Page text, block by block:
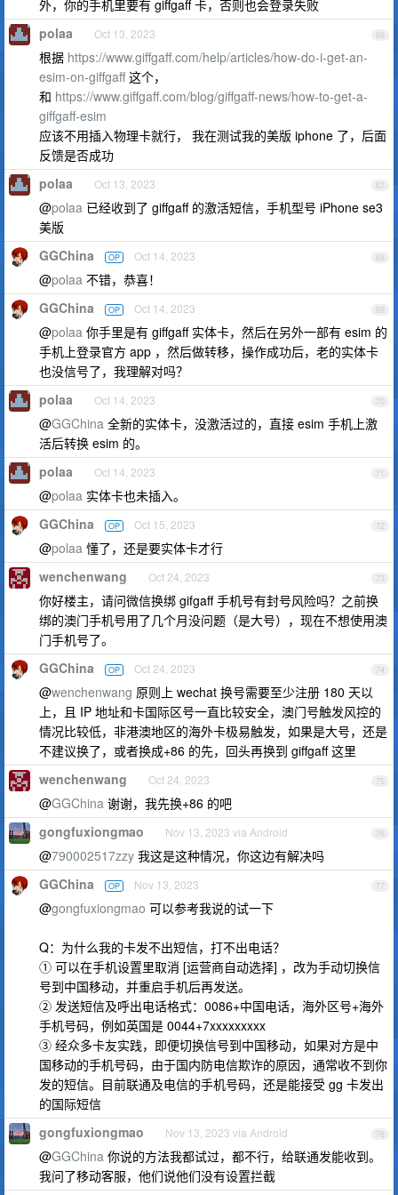
外，你的手机里要有 giffgaff 卡，否则也会登录失败
66
polaa Oct 13, 2023
根据 https://www.giffgaff.com/help/articles/how-do-i-get-an-
esim-on-giffgaff这个，
和 https://www.giffgaff.com/blog/giffgaff-news/how-to-get-a-
giffgaff-esim
应该不用插入物理卡就行， 我在测试我的美版 iphone 了，后面
反馈是否成功
67
polaa Oct 13, 2023
@polaa 已经收到了 giffgaff 的激活短信，手机型号 iPhone se3
美版
68
GGChina OP Oct 14, 2023
@polaa 不错，恭喜！
69
GGChina OP Oct 14, 2023
@polaa 你手里是有 giffgaff 实体卡，然后在另外一部有 esim 的
手机上登录官方 app ，然后做转移，操作成功后，老的实体卡
也没信号了，我理解对吗？
70
polaa Oct 14, 2023
@GGChina 全新的实体卡，没激活过的，直接 esim 手机上激
活后转换 esim 的。
71
polaa Oct 14, 2023
@polaa 实体卡也未插入。
72
GGChina OP Oct 15, 2023
@polaa 懂了，还是要实体卡才行
73
wenchenwang Oct 24, 2023
你好楼主，请问微信换绑 gifgaff 手机号有封号风险吗？之前换
绑的澳门手机号用了几个月没问题（是大号），现在不想使用澳
门手机号了。
74
GGChina OP Oct 24, 2023
@wenchenwang 原则上 wechat 换号需要至少注册 180 天以
上，且 IP 地址和卡国际区号一直比较安全，澳门号触发风控的
情况比较低，非港澳地区的海外卡极易触发，如果是大号，还是
不建议换了，或者换成+86 的先，回头再换到 giffgaff 这里
75
wenchenwang Oct 24, 2023
@GGChina 谢谢，我先换+86 的吧
76
gongfuxiongmao Nov 13, 2023 via Android
@790002517zzy 我这是这种情况，你这边有解决吗
77
GGChina OP Nov 13, 2023
@gongfuxiongmao 可以参考我说的试一下
Q：为什么我的卡发不出短信，打不出电话？
① 可以在手机设置里取消 [运营商自动选择] ，改为手动切换信
号到中国移动，并重启手机后再发送。
② 发送短信及呼出电话格式：0086+中国电话，海外区号+海外
手机号码，例如英国是 0044+7xxxxxxxxx
③ 经众多卡友实践，即便切换信号到中国移动，如果对方是中
国移动的手机号码，由于国内防电信欺诈的原因，通常收不到你
发的短信。目前联通及电信的手机号码，还是能接受 gg 卡发出
的国际短信
78
gongfuxiongmao Nov 13, 2023 via Android
@GGChina 你说的方法我都试过，都不行，给联通发能收到。
我问了移动客服，他们说他们没有设置拦截